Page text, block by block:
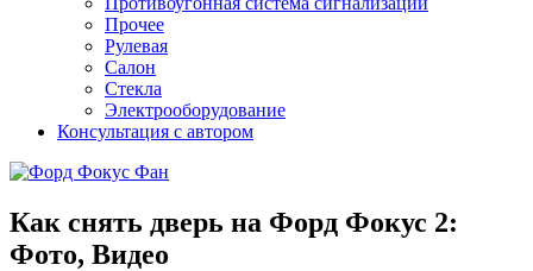
Прочее
Рулевая
Салон
Стекла
Электрооборудование
Консультация с автором
Как снять дверь на Форд Фокус 2:
Фото, Видео